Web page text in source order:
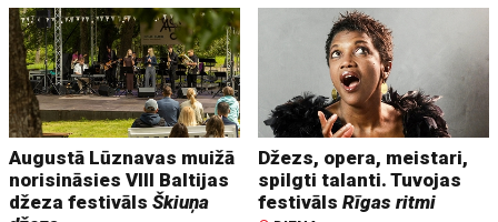
Augustā Lūznavas muižā
norisināsies VIII Baltijas
džeza festivālsŠkiuņa
Džezs, opera, meistari,
spilgti talanti. Tuvojas
festivālsRīgas ritmi